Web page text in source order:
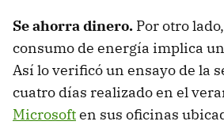
Se ahorra dinero. Por otro
consumo de energía implica
Así lo verificó un ensayo de la
cuatro días realizado en el
Microsoften sus oficinas